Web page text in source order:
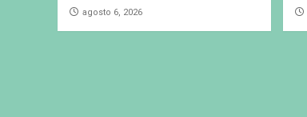
agosto 6, 2026